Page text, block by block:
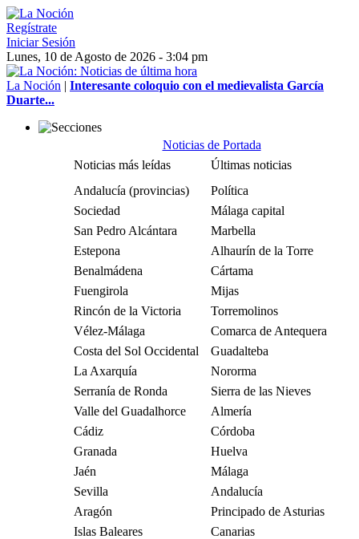
Regístrate
Iniciar Sesión
Lunes, 10 de Agosto de 2026 - 3:04 pm
La Noción | Interesante coloquio con el medievalista García
Duarte...
Noticias de Portada
Noticias más leídas
Últimas noticias
Andalucía (provincias)
Política
Sociedad
Málaga capital
San Pedro Alcántara
Marbella
Estepona
Alhaurín de la Torre
Benalmádena
Cártama
Fuengirola
Mijas
Rincón de la Victoria
Torremolinos
Vélez-Málaga
Comarca de Antequera
Costa del Sol Occidental
Guadalteba
La Axarquía
Nororma
Serranía de Ronda
Sierra de las Nieves
Valle del Guadalhorce
Almería
Cádiz
Córdoba
Granada
Huelva
Jaén
Málaga
Sevilla
Andalucía
Aragón
Principado de Asturias
Islas Baleares
Canarias